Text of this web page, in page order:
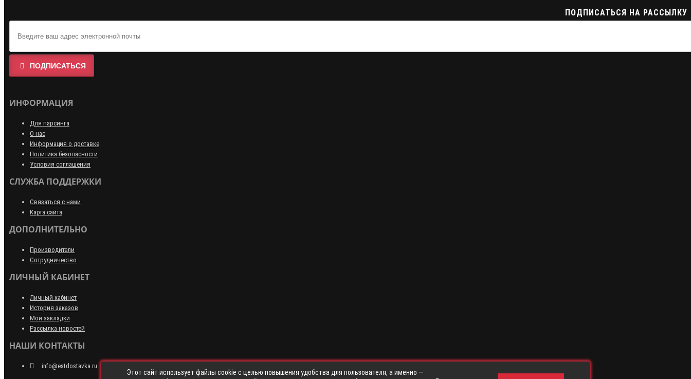
ПОДПИСАТЬСЯ НА РАССЫЛКУ
ПОДПИСАТЬСЯ
ИНФОРМАЦИЯ
Для парсинга
О нас
Информация о доставке
Политика безопасности
Условия соглашения
СЛУЖБА ПОДДЕРЖКИ
Связаться с нами
Карта сайта
ДОПОЛНИТЕЛЬНО
Производители
Сотрудничество
ЛИЧНЫЙ КАБИНЕТ
Личный кабинет
История заказов
Мои закладки
Рассылка новостей
НАШИ КОНТАКТЫ
info@estdostavka.ru
Этот сайт использует файлы cookie с целью повышения удобства для пользователя, а именно —